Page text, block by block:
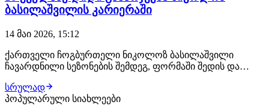
ბასილაშვილის კარიერაში
14 მაი 2026, 15:12
ქართველი ჩოგბურთელი ნიკოლოზ ბასილაშვილი
ჩავარდნილი სეზონების შემდეგ, ფორმაში შედის და
ბასილაშვილმა1/8 ფინალურ ეტაპამდე მიაღწია, სადაც
მსოფლიოს მე-14 ჩოგანს ანდრეი რუბლევს დიდი
სრულად
პოპულარული სიახლეები